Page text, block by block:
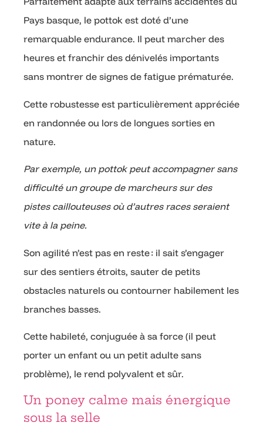
Pays basque, le pottok est doté d’une
remarquable endurance. Il peut marcher des
heures et franchir des dénivelés importants
sans montrer de signes de fatigue prématurée.
Cette robustesse est particulièrement appréciée
en randonnée ou lors de longues sorties en
nature.
Par exemple, un pottok peut accompagner sans
difficulté un groupe de marcheurs sur des
pistes caillouteuses où d’autres races seraient
vite à la peine.
Son agilité n’est pas en reste : il sait s’engager
sur des sentiers étroits, sauter de petits
obstacles naturels ou contourner habilement les
branches basses.
Cette habileté, conjuguée à sa force (il peut
porter un enfant ou un petit adulte sans
problème), le rend polyvalent et sûr.
Un poney calme mais énergique
sous la selle